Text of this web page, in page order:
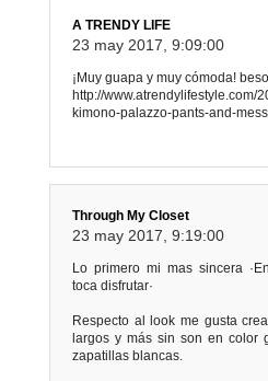
A TRENDY LIFE
23 may 2017, 9:09:00
¡Muy guapa y muy cómoda!
http://www.atrendylifestyle.com/
kimono-palazzo-pants-and-
Through My Closet
23 may 2017, 9:19:00
Lo primero mi mas sincera
toca disfrutar·
Respecto al look me gusta
largos y más sin son en color
zapatillas blancas.